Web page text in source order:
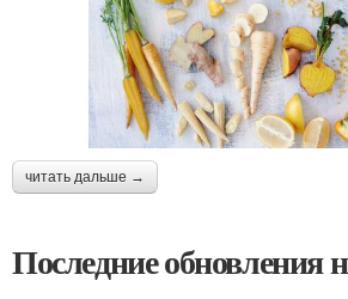
читать дальше →
Последние обновления